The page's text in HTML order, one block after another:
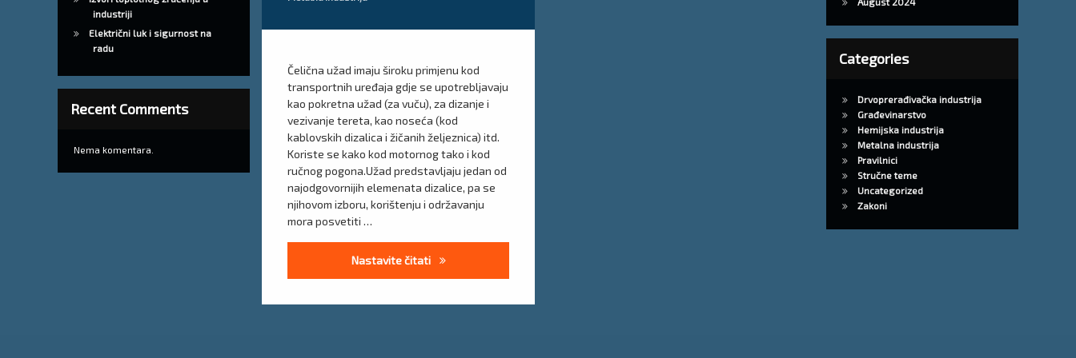
Čelična užad imaju široku primjenu kod
transportnih uređaja gdje se upotrebljavaju
kao pokretna užad (za vuču), za dizanje i
vezivanje tereta, kao noseća (kod
kablovskih dizalica i žičanih željeznica) itd.
Koriste se kako kod motornog tako i kod
ručnog pogona.Užad predstavljaju jedan od
najodgovornijih elemenata dizalice, pa se
njihovom izboru, korištenju i održavanju
mora posvetiti …
Nastavite čitati Čelična užad i sigurnost
industriji
Električni luk i sigurnost na
radu
Recent Comments
Nema komentara.
Categories
Drvoprerađivačka industrija
Građevinarstvo
Hemijska industrija
Metalna industrija
Pravilnici
Stručne teme
Uncategorized
Zakoni